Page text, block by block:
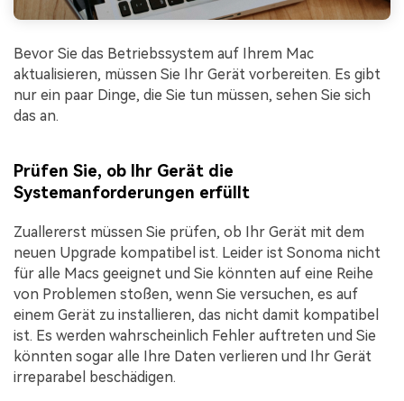
Bevor Sie das Betriebssystem auf Ihrem Mac
aktualisieren, müssen Sie Ihr Gerät vorbereiten. Es gibt
nur ein paar Dinge, die Sie tun müssen, sehen Sie sich
das an.
Prüfen Sie, ob Ihr Gerät die
Systemanforderungen erfüllt
Zuallererst müssen Sie prüfen, ob Ihr Gerät mit dem
neuen Upgrade kompatibel ist. Leider ist Sonoma nicht
für alle Macs geeignet und Sie könnten auf eine Reihe
von Problemen stoßen, wenn Sie versuchen, es auf
einem Gerät zu installieren, das nicht damit kompatibel
ist. Es werden wahrscheinlich Fehler auftreten und Sie
könnten sogar alle Ihre Daten verlieren und Ihr Gerät
irreparabel beschädigen.